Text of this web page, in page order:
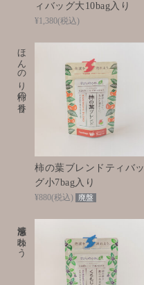
ィバッグ大10bag入り
¥1,380(税込)
柿の葉ブレンドティバッ
グ小7bag入り
ほんのり柿の香り
¥880(税込) 廃盤
清涼感を味わう